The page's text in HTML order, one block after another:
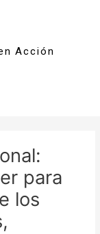
Acción
para
los